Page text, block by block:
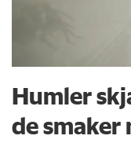
Humler
de